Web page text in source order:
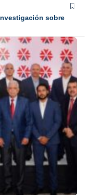
sobre